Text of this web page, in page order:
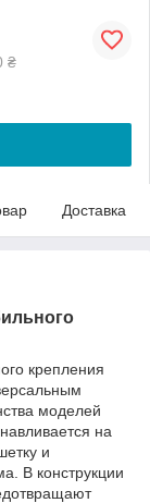
₴
Доставка
крепления
моделей
на
и
В конструкции